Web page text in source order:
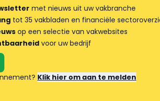
met nieuws uit uw vakbranche
tot 35 vakbladen en financiële
op een selectie van vakwebsites
voor uw bedrijf
Klik hier om aan te melden